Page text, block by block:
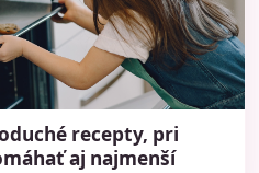
recepty, pri
aj najmenší